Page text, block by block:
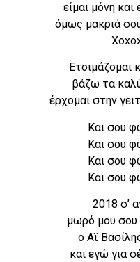
είμαι μόνη και
όμως μακριά
Ετοιμάζομαι
βάζω τα
έρχομαι στην
Και σου
Και σου
Και σου
Και σου
2018 σ’
μωρό μου
ο Αϊ
και εγώ για